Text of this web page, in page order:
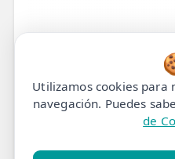
Utilizamos cookies
navegación. Puedes
de